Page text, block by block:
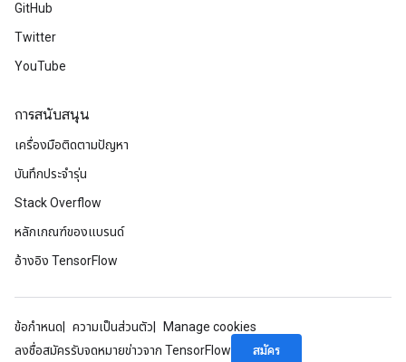
GitHub
Twitter
YouTube
การสนับสนุน
เครื่องมือติดตามปัญหา
บันทึกประจำรุ่น
Stack Overflow
หลักเกณฑ์ของแบรนด์
อ้างอิง TensorFlow
ข้อกำหนด ความเป็นส่วนตัว
Manage cookies
ลงชื่อสมัครรับจดหมายข่าวจาก TensorFlow
สมัคร